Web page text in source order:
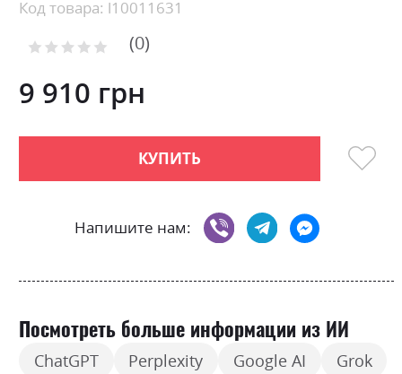
the
gallery
Код товара: l10011631
Рейтинг: 0
9 910 грн
КУПИТЬ
Напишите нам:
Посмотреть больше информации из ИИ
ChatGPT Perplexity Google AI Grok